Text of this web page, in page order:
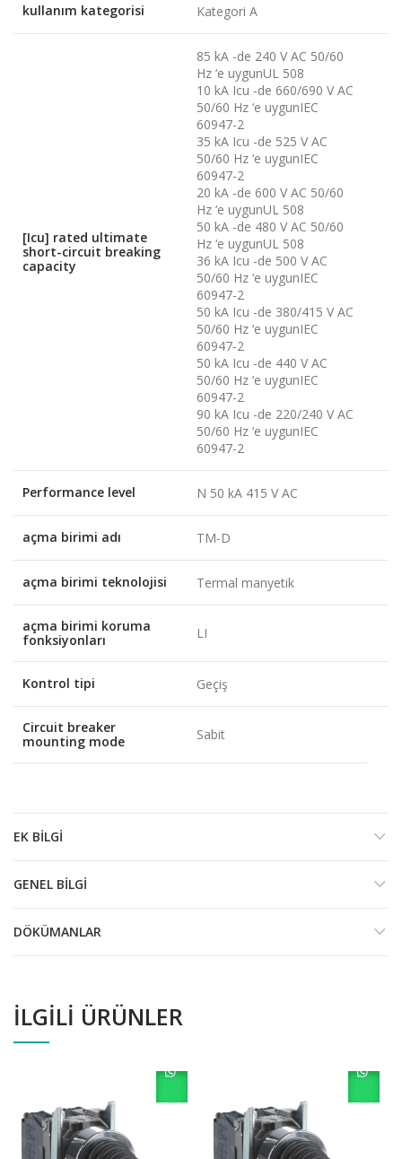
kullanım kategorisi Kategori A
[Icu] rated ultimate
short-circuit breaking
capacity
85 kA -de 240 V AC 50/60
Hz ‘e uygunUL 508
10 kA Icu -de 660/690 V AC
50/60 Hz ‘e uygunIEC
60947-2
35 kA Icu -de 525 V AC
50/60 Hz ‘e uygunIEC
60947-2
20 kA -de 600 V AC 50/60
Hz ‘e uygunUL 508
50 kA -de 480 V AC 50/60
Hz ‘e uygunUL 508
36 kA Icu -de 500 V AC
50/60 Hz ‘e uygunIEC
60947-2
50 kA Icu -de 380/415 V AC
50/60 Hz ‘e uygunIEC
60947-2
50 kA Icu -de 440 V AC
50/60 Hz ‘e uygunIEC
60947-2
90 kA Icu -de 220/240 V AC
50/60 Hz ‘e uygunIEC
60947-2
Performance level N 50 kA 415 V AC
açma birimi adı TM-D
açma birimi teknolojisi Termal manyetik
açma birimi koruma
fonksiyonları
LI
Kontrol tipi Geçiş
Circuit breaker
mounting mode
Sabit
EK BILGI
GENEL BILGI
DÖKÜMANLAR
İLGILI ÜRÜNLER